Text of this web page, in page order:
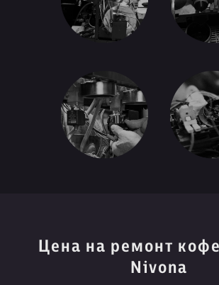
Цена на ремонт
Nivona